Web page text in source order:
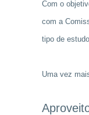
Com o
com a
tipo de
Uma vez